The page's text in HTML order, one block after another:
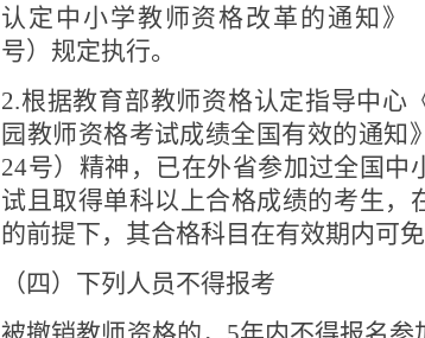
认定中小学教师资格改革的通知》
号）规定执行。
2.根据教育部教师资格认定指导中心
园教师资格考试成绩全国有效的通知
24号）精神，已在外省参加过全国中
试且取得单科以上合格成绩的考生，
的前提下，其合格科目在有效期内可免
（四）下列人员不得报考